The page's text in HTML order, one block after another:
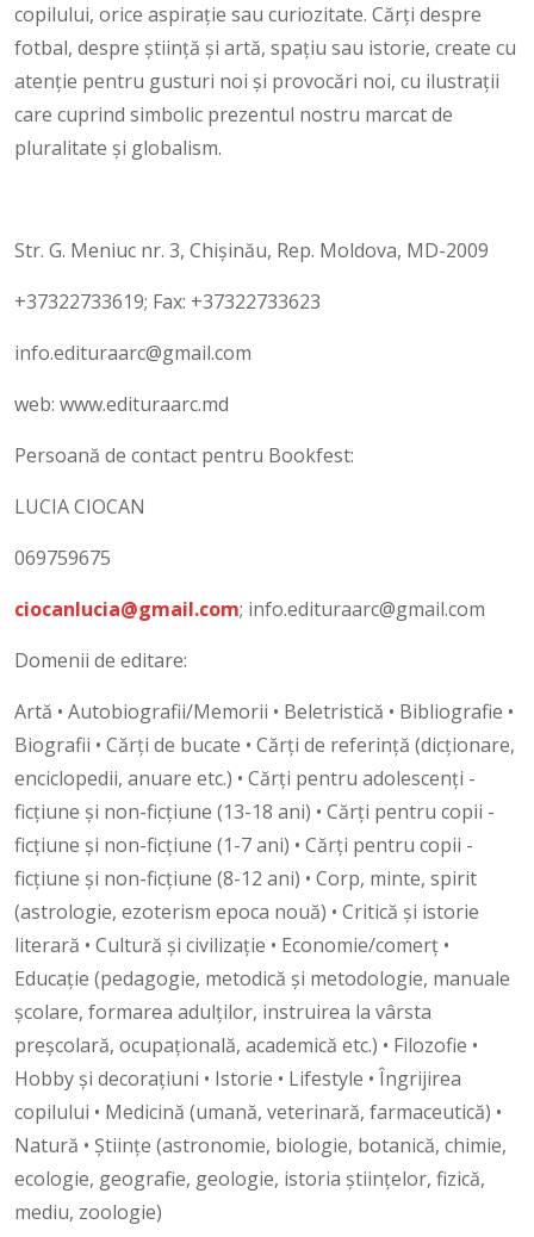
copilului, orice aspirație sau curiozitate. Cărţi despre
fotbal, despre ştiinţă şi artă, spaţiu sau istorie, create cu
atenţie pentru gusturi noi şi provocări noi, cu ilustrații
care cuprind simbolic prezentul nostru marcat de
pluralitate şi globalism.
Str. G. Meniuc nr. 3, Chișinău, Rep. Moldova, MD-2009
+37322733619; Fax: +37322733623
info.edituraarc@gmail.com
web: www.edituraarc.md
Persoană de contact pentru Bookfest:
LUCIA CIOCAN
069759675
ciocanlucia@gmail.com; info.edituraarc@gmail.com
Domenii de editare:
Artă • Autobiografii/Memorii • Beletristică • Bibliografie •
Biografii • Cărţi de bucate • Cărţi de referinţă (dicţionare,
enciclopedii, anuare etc.) • Cărţi pentru adolescenţi -
ficţiune şi non-ficţiune (13-18 ani) • Cărţi pentru copii -
ficţiune şi non-ficţiune (1-7 ani) • Cărţi pentru copii -
ficţiune şi non-ficţiune (8-12 ani) • Corp, minte, spirit
(astrologie, ezoterism epoca nouă) • Critică şi istorie
literară • Cultură şi civilizaţie • Economie/comerţ •
Educaţie (pedagogie, metodică şi metodologie, manuale
şcolare, formarea adulţilor, instruirea la vârsta
preşcolară, ocupaţională, academică etc.) • Filozofie •
Hobby şi decoraţiuni • Istorie • Lifestyle • Îngrijirea
copilului • Medicină (umană, veterinară, farmaceutică) •
Natură • Ştiinţe (astronomie, biologie, botanică, chimie,
ecologie, geografie, geologie, istoria ştiinţelor, fizică,
mediu, zoologie)